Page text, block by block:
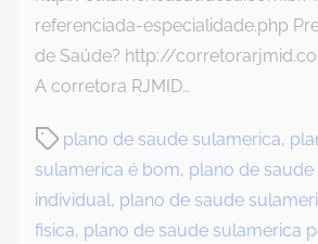
referenciada-especialidade.php
de Saúde? http://
A corretora RJMID…
plano de saude sulamerica,
sulamerica é bom, plano de
individual, plano de saude
fisica, plano de saude sulamerica
P
o
s
t